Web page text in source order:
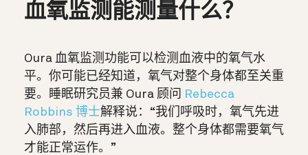
血氧监测能测量什么？
Oura 血氧监测功能可以检测血液中的氧气水
平。你可能已经知道，氧气对整个身体都至关重
要。睡眠研究员兼 Oura 顾问
Rebecca
Robbins 博士解释说：“我们呼吸时，氧气先进
入肺部，然后再进入血液。整个身体都需要氧气
才能正常运作。”